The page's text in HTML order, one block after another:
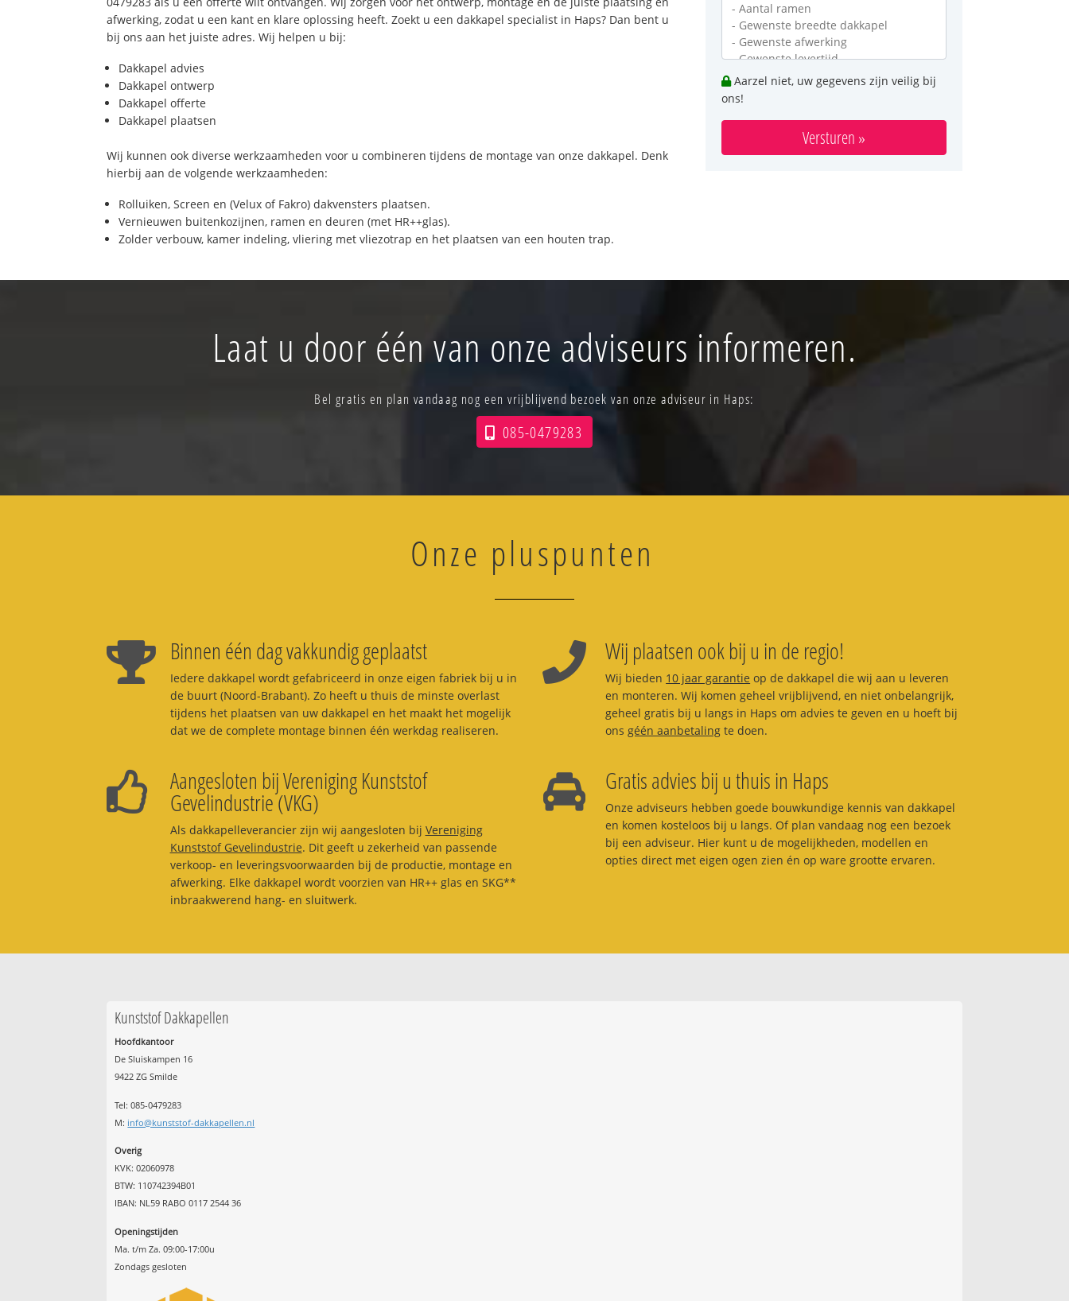
afwerking, zodat u een kant en klare oplossing heeft. Zoekt u een dakkapel specialist in Haps? Dan bent u
bij ons aan het juiste adres. Wij helpen u bij:
Dakkapel advies
Dakkapel ontwerp
Dakkapel offerte
Dakkapel plaatsen
Wij kunnen ook diverse werkzaamheden voor u combineren tijdens de montage van onze dakkapel. Denk
hierbij aan de volgende werkzaamheden:
Rolluiken, Screen en (Velux of Fakro) dakvensters plaatsen.
Vernieuwen buitenkozijnen, ramen en deuren (met HR++glas).
Zolder verbouw, kamer indeling, vliering met vliezotrap en het plaatsen van een houten trap.
Aarzel niet, uw gegevens zijn veilig bij
ons!
Versturen »
Laat u door één van onze adviseurs informeren.
Bel gratis en plan vandaag nog een vrijblijvend bezoek van onze adviseur in Haps:
085-0479283
Onze pluspunten
Binnen één dag vakkundig geplaatst
Iedere dakkapel wordt gefabriceerd in onze eigen fabriek bij u in
de buurt (Noord-Brabant). Zo heeft u thuis de minste overlast
tijdens het plaatsen van uw dakkapel en het maakt het mogelijk
dat we de complete montage binnen één werkdag realiseren.
Wij plaatsen ook bij u in de regio!
Wij bieden 10 jaar garantie op de dakkapel die wij aan u leveren
en monteren. Wij komen geheel vrijblijvend, en niet onbelangrijk,
geheel gratis bij u langs in Haps om advies te geven en u hoeft bij
ons géén aanbetaling te doen.
Aangesloten bij Vereniging Kunststof
Gevelindustrie (VKG)
Als dakkapelleverancier zijn wij aangesloten bij Vereniging
Kunststof Gevelindustrie. Dit geeft u zekerheid van passende
verkoop- en leveringsvoorwaarden bij de productie, montage en
afwerking. Elke dakkapel wordt voorzien van HR++ glas en SKG**
inbraakwerend hang- en sluitwerk.
Gratis advies bij u thuis in Haps
Onze adviseurs hebben goede bouwkundige kennis van dakkapel
en komen kosteloos bij u langs. Of plan vandaag nog een bezoek
bij een adviseur. Hier kunt u de mogelijkheden, modellen en
opties direct met eigen ogen zien én op ware grootte ervaren.
Kunststof Dakkapellen
Hoofdkantoor
De Sluiskampen 16
9422 ZG Smilde
Tel: 085-0479283
M: info@kunststof-dakkapellen.nl
Overig
KVK: 02060978
BTW: 110742394B01
IBAN: NL59 RABO 0117 2544 36
Openingstijden
Ma. t/m Za. 09:00-17:00u
Zondags gesloten